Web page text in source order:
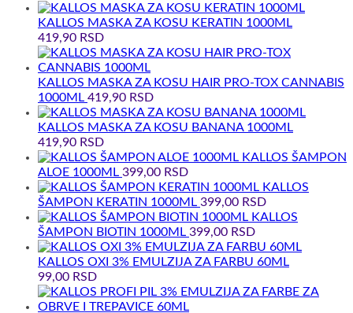
KALLOS MASKA ZA KOSU KERATIN 1000ML
419,90 RSD
KALLOS MASKA ZA KOSU HAIR PRO-TOX CANNABIS
1000ML 419,90 RSD
KALLOS MASKA ZA KOSU BANANA 1000ML
419,90 RSD
KALLOS ŠAMPON
ALOE 1000ML 399,00 RSD
KALLOS
ŠAMPON KERATIN 1000ML 399,00 RSD
KALLOS
ŠAMPON BIOTIN 1000ML 399,00 RSD
KALLOS OXI 3% EMULZIJA ZA FARBU 60ML
99,00 RSD